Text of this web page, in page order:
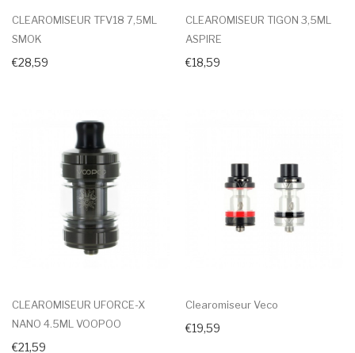
CLEAROMISEUR TFV18 7,5ML
SMOK
€28,59
CLEAROMISEUR TIGON 3,5ML
ASPIRE
€18,59
CLEAROMISEUR UFORCE-X
NANO 4.5ML VOOPOO
€21,59
Clearomiseur Veco
€19,59